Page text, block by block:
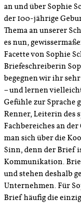
an und über Sophie
der 100-jährige
Thema an unserer
es nun,
Facette von Sophie
Briefeschreiberin
begegnen wir ihr
– und lernen
Gefühle zur Sprache
Renner, Leiterin
Fachbereiches an
man sich über die
Sinn, denn der
Kommunikation.
und stehen deshalb
Unternehmen. Für
Brief häufig die